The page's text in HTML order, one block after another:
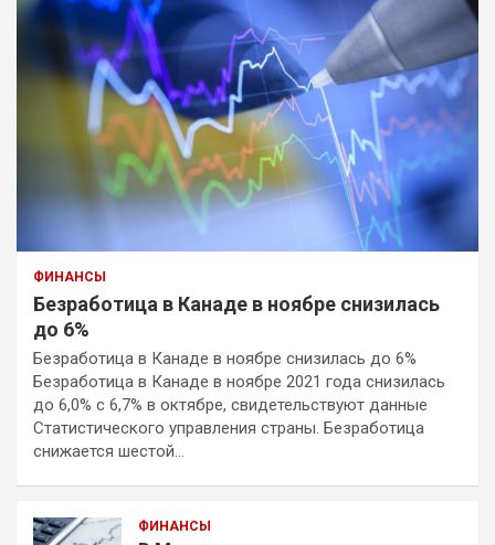
ФИНАНСЫ
Безработица в Канаде в ноябре снизилась
до 6%
Безработица в Канаде в ноябре снизилась до 6%
Безработица в Канаде в ноябре 2021 года снизилась
до 6,0% с 6,7% в октябре, свидетельствуют данные
Статистического управления страны. Безработица
снижается шестой…
ФИНАНСЫ